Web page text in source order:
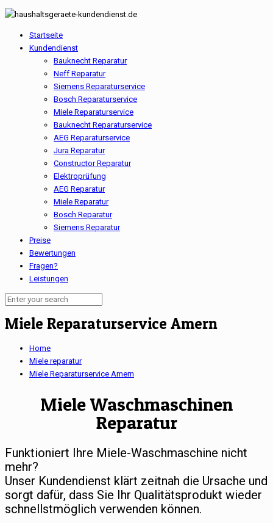
Startseite
Kundendienst
Bauknecht Reparatur
Neff Reparatur
Siemens Reparaturservice
Bosch Reparaturservice
Miele Reparaturservice
Bauknecht Reparaturservice
AEG Reparaturservice
Jura Reparatur
Constructor Reparatur
Elektroprüfung
AEG Reparatur
Miele Reparatur
Bosch Reparatur
Siemens Reparatur
Preise
Bewertungen
Fragen?
Leistungen
Miele Reparaturservice Amern
Home
Miele reparatur
Miele Reparaturservice Amern
Miele Waschmaschinen
Reparatur
Funktioniert Ihre Miele-Waschmaschine nicht
mehr?
Unser Kundendienst klärt zeitnah die Ursache und
sorgt dafür, dass Sie Ihr Qualitätsprodukt wieder
schnellstmöglich verwenden können.